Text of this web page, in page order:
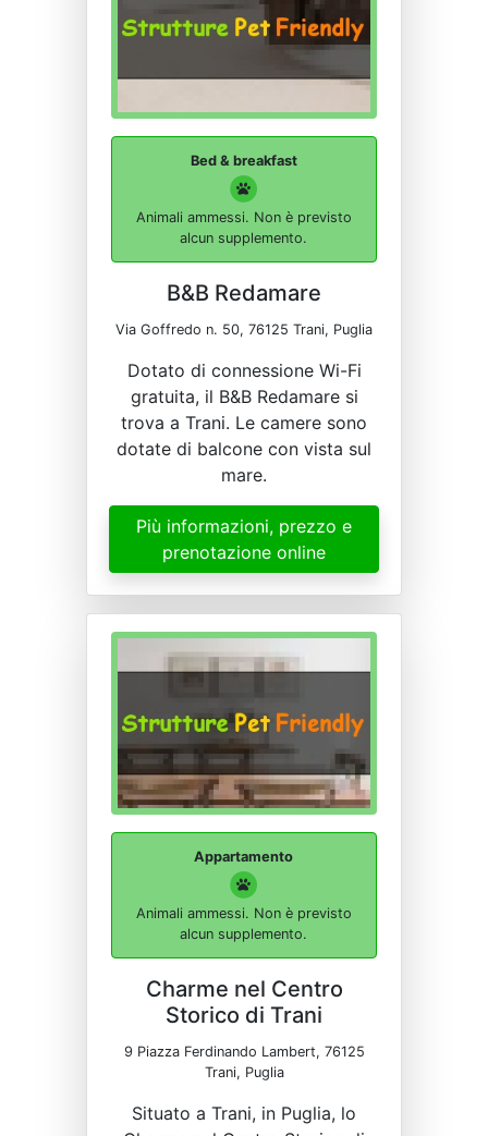
Bed & breakfast
Animali ammessi. Non è previsto
alcun supplemento.
B&B Redamare
Via Goffredo n. 50, 76125 Trani, Puglia
Dotato di connessione Wi-Fi
gratuita, il B&B Redamare si
trova a Trani. Le camere sono
dotate di balcone con vista sul
mare.
Più informazioni, prezzo e
prenotazione online
Appartamento
Animali ammessi. Non è previsto
alcun supplemento.
Charme nel Centro
Storico di Trani
9 Piazza Ferdinando Lambert, 76125
Trani, Puglia
Situato a Trani, in Puglia, lo